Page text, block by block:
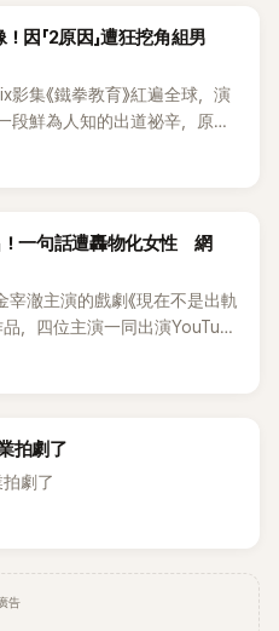
期紅極一時，由李智惠、徐
Kim 兩位男成員組成。不
風波，甚至傳出徐智英母親對
最終團體於 2002 年解散。 團
著綜藝與歌唱實力持續活躍演
，也與 李尚敏 的賞識有關。
圈外男友結婚，婚後育有兩個
將突破百萬訂閱，近年內容深
。
因「2原因」遭狂挖角組男
集《鐵拳教育》紅遍全球，演
段鮮為人知的出道祕辛，原來
，而是成為男團偶像的一員。
！一句話遭轟物化女性 網
澈主演的戲劇《現在不是出軌
，四位主演一同出演YouTube
外掀起爭議。不少網友認
拍劇了
劇了
告